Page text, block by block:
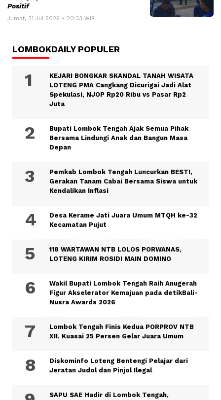
Positif
Jumat, 31 Jul 2026 - 20:33 WIB
LOMBOKDAILY POPULER
KEJARI BONGKAR SKANDAL TANAH WISATA
LOTENG PMA Cangkang Dicurigai Jadi Alat
Spekulasi, NJOP Rp20 Ribu vs Pasar Rp2
Juta
Bupati Lombok Tengah Ajak Semua Pihak
Bersama Lindungi Anak dan Bangun Masa
Depan
Pemkab Lombok Tengah Luncurkan BESTI,
Gerakan Tanam Cabai Bersama Siswa untuk
Kendalikan Inflasi
Desa Kerame Jati Juara Umum MTQH ke-32
Kecamatan Pujut
118 WARTAWAN NTB LOLOS PORWANAS,
LOTENG KIRIM ROSIDI MAIN DOMINO
Wakil Bupati Lombok Tengah Raih Anugerah
Figur Akselerator Kemajuan pada detikBali-
Nusra Awards 2026
Lombok Tengah Finis Kedua PORPROV NTB
XII, Kuasai 25 Persen Gelar Juara Umum
Diskominfo Loteng Bentengi Pelajar dari
Jeratan Judol dan Pinjol Ilegal
SAPU SAE Hadir di Lombok Tengah,